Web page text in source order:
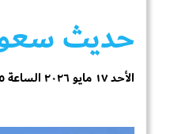
حديث
الأحد ١٧ مايو ٢٠٢٦ الساعة ١٢:٣٥ صباحاً